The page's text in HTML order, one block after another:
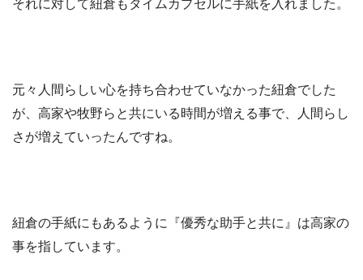
それに対して紐倉もタイムカプセルに手紙を入れました。
元々人間らしい心を持ち合わせていなかった紐倉でした
が、高家や牧野らと共にいる時間が増える事で、人間らし
さが増えていったんですね。
紐倉の手紙にもあるように『優秀な助手と共に』は高家の
事を指しています。